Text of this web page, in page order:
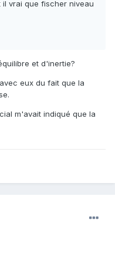
vrai que fischer niveau
et d'inertie?
eux du fait que la
m'avait indiqué que la